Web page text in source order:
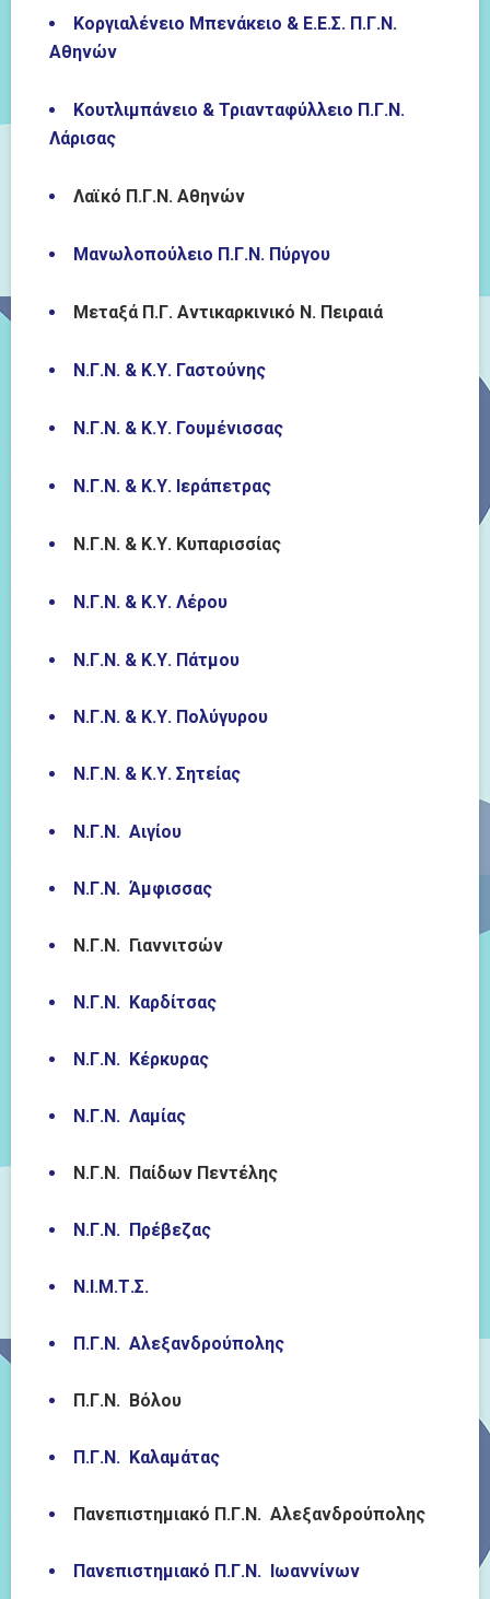
Κοργιαλένειο Μπενάκειο & Ε.Ε.Σ. Π.Γ.Ν.
Αθηνών
Κουτλιμπάνειο & Τριανταφύλλειο Π.Γ.Ν.
Λάρισας
Λαϊκό Π.Γ.Ν. Αθηνών
Μανωλοπούλειο Π.Γ.Ν. Πύργου
Μεταξά Π.Γ. Αντικαρκινικό Ν. Πειραιά
Ν.Γ.Ν. & Κ.Υ. Γαστούνης
Ν.Γ.Ν. & Κ.Υ. Γουμένισσας
Ν.Γ.Ν. & Κ.Υ. Ιεράπετρας
Ν.Γ.Ν. & Κ.Υ. Κυπαρισσίας
Ν.Γ.Ν. & Κ.Υ. Λέρου
Ν.Γ.Ν. & Κ.Υ. Πάτμου
Ν.Γ.Ν. & Κ.Υ. Πολύγυρου
Ν.Γ.Ν. & Κ.Υ. Σητείας
Ν.Γ.Ν. Αιγίου
Ν.Γ.Ν. Άμφισσας
Ν.Γ.Ν. Γιαννιτσών
Ν.Γ.Ν. Καρδίτσας
Ν.Γ.Ν. Κέρκυρας
Ν.Γ.Ν. Λαμίας
Ν.Γ.Ν. Παίδων Πεντέλης
Ν.Γ.Ν. Πρέβεζας
Ν.Ι.Μ.Τ.Σ.
Π.Γ.Ν. Αλεξανδρούπολης
Π.Γ.Ν. Βόλου
Π.Γ.Ν. Καλαμάτας
Πανεπιστημιακό Π.Γ.Ν. Αλεξανδρούπολης
Πανεπιστημιακό Π.Γ.Ν. Ιωαννίνων